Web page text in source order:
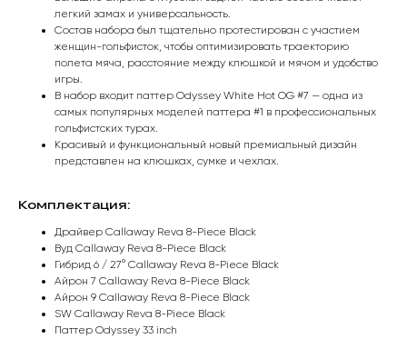
легкий замах и универсальность.
Состав набора был тщательно протестирован с участием
женщин-гольфисток, чтобы оптимизировать траекторию
полета мяча, расстояние между клюшкой и мячом и удобство
игры.
В набор входит паттер Odyssey White Hot OG #7 — одна из
самых популярных моделей паттера #1 в профессиональных
гольфистских турах.
Красивый и функциональный новый премиальный дизайн
представлен на клюшках, сумке и чехлах.
Комплектация:
Драйвер Callaway Reva 8-Piece Black
Вуд Callaway Reva 8-Piece Black
Гибрид 6 / 27° Callaway Reva 8-Piece Black
Айрон 7 Callaway Reva 8-Piece Black
Айрон 9 Callaway Reva 8-Piece Black
SW Callaway Reva 8-Piece Black
Паттер Odyssey 33 inch